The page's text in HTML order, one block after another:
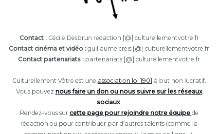
Contact :Cécile Desbrun redaction [@] culturellementvotre.fr
Contact cinéma et vidéo : guillaume.creis [@] culturellementvotre.fr
Contact partenariats : partenariats [@] culturellementvotre.fr
Culturellement Vôtre est une association loi 1901 à but non lucratif.
Vous pouvez nous faire un don ou nous suivre sur les réseaux
sociaux.
Rendez-vous sur cette page pour rejoindre notre équipe de
rédaction ou pour contribuer par d'autres talents (comme la